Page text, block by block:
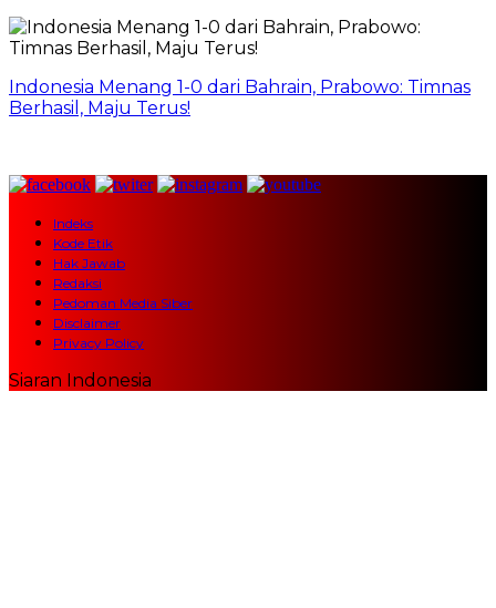
Indonesia Menang 1-0 dari Bahrain, Prabowo: Timnas
Berhasil, Maju Terus!
Indeks
Kode Etik
Hak Jawab
Redaksi
Pedoman Media Siber
Disclaimer
Privacy Policy
Siaran Indonesia